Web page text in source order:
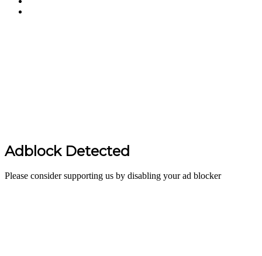
Adblock Detected
Please consider supporting us by disabling your ad blocker